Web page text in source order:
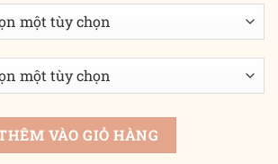
96,000₫
đến
166,000₫
chất liệu đồng cao cấp NK037D số lượng
VÀO GIỎ HÀNG